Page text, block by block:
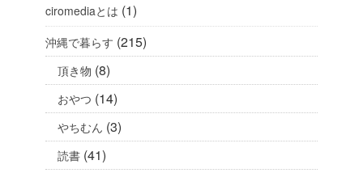
ciromediaとは (1)
沖縄で暮らす (215)
頂き物 (8)
おやつ (14)
やちむん (3)
読書 (41)